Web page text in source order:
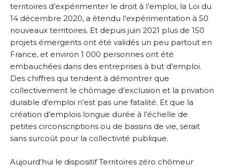
territoires d’expérimenter le droit à l’emploi, la Loi du
14 décembre 2020, a étendu l’expérimentation à 50
nouveaux territoires. Et depuis juin 2021 plus de 150
projets émergents ont été validés un peu partout en
France, et environ 1 000 personnes ont été
embauchées dans des entreprises à but d’emploi.
Des chiffres qui tendent à démontrer que
collectivement le chômage d’exclusion et la privation
durable d’emploi n’est pas une fatalité. Et que la
création d’emplois longue durée à l’échelle de
petites circonscriptions ou de bassins de vie, serait
sans surcoût pour la collectivité publique.
Aujourd’hui le dispositif Territoires zéro chômeur